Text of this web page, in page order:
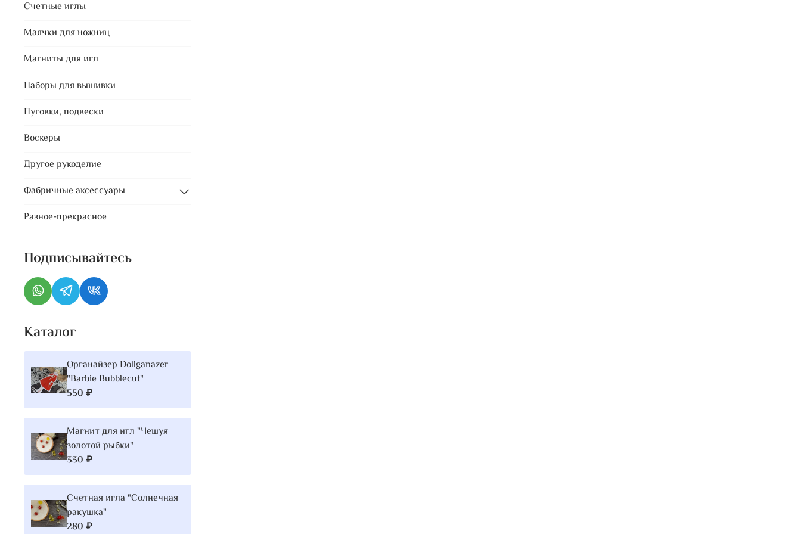
Счетные иглы
Маячки для ножниц
Магниты для игл
Наборы для вышивки
Пуговки, подвески
Воскеры
Другое рукоделие
Фабричные аксессуары
Разное-прекрасное
Подписывайтесь
Каталог
Органайзер Dollganazer
"Barbie Bubblecut"
550 ₽
Магнит для игл "Чешуя
золотой рыбки"
330 ₽
Счетная игла "Солнечная
ракушка"
280 ₽